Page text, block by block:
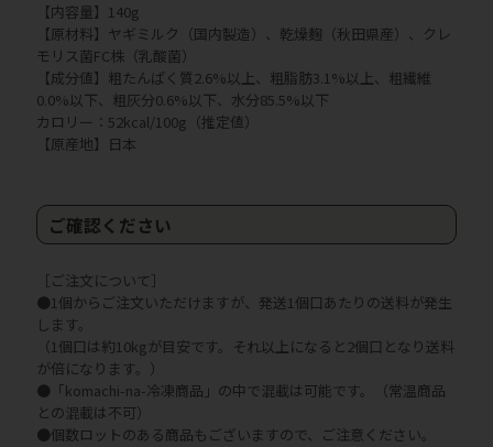
【内容量】140g
【原材料】ヤギミルク（国内製造）、乾燥麹（秋田県産）、クレ
モリス菌FC株（乳酸菌）
【成分値】粗たんぱく質2.6%以上、粗脂肪3.1%以上、粗繊維
0.0%以下、粗灰分0.6%以下、水分85.5%以下
カロリー：52kcal/100g（推定値）
【原産地】日本
ご確認ください
［ご注文について］
●1個からご注文いただけますが、発送1個口あたりの送料が発生
します。
（1個口は約10kgが目安です。それ以上になると2個口となり送料
が倍になります。）
●「komachi-na-冷凍商品」の中で混載は可能です。（常温商品
との混載は不可）
●個数ロットのある商品もございますので、ご注意ください。